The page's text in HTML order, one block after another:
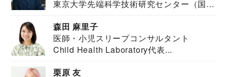
東京大学先端科学技術研究センター（国際
森田 麻里子
医師・小児スリープコンサルタント
Child Health Laboratory代表...
栗原 友